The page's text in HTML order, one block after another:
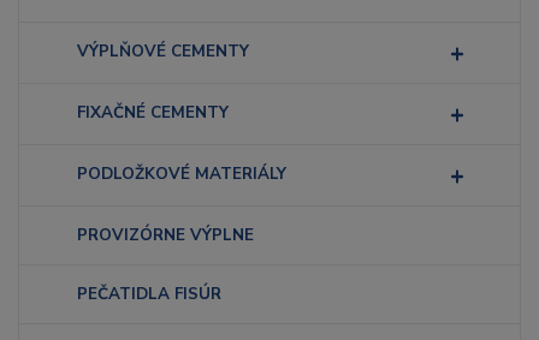
VÝPLŇOVÉ CEMENTY
FIXAČNÉ CEMENTY
PODLOŽKOVÉ MATERIÁLY
PROVIZÓRNE VÝPLNE
PEČATIDLA FISÚR